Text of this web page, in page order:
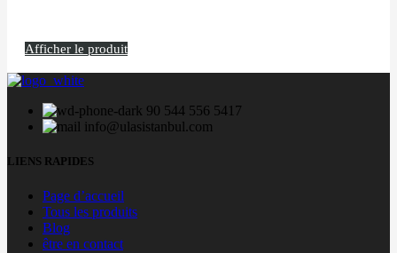
Afficher le produit
90 544 556 5417
info@ulasistanbul.com
LIENS RAPIDES
Page d’accueil
Tous les produits
Blog
être en contact